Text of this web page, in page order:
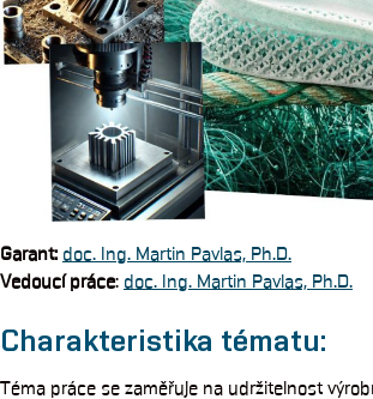
Garant: doc. Ing. Martin Pavlas, Ph.D.
Vedoucí práce: doc. Ing. Martin Pavlas, Ph.D.
Charakteristika tématu:
Téma práce se zaměřuje na udržitelnost